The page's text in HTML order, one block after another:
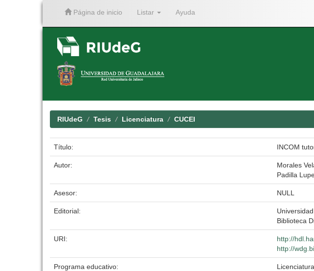
Página de inicio Listar Ayuda
RIUdeG Tesis Licenciatura CUCEI
Título: INCOM
Autor:
Morales
Padilla
Asesor: NULL
Editorial:
Biblioteca
URI:
http://
http://
Programa educativo: